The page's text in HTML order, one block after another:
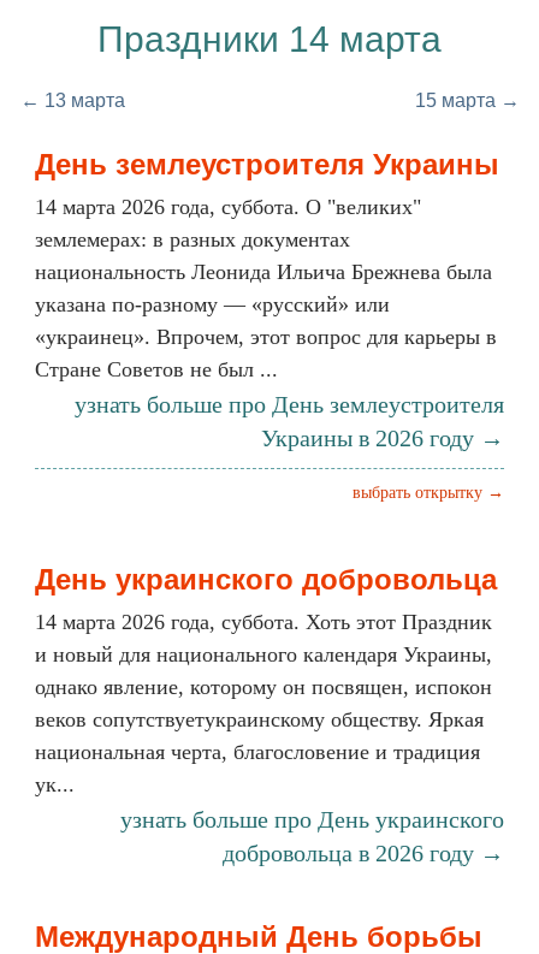
Праздники 14 марта
← 13 марта 15 марта →
День землеустроителя Украины
14 марта 2026 года, суббота. О "великих"
землемерах: в разных документах
национальность Леонида Ильича Брежнева была
указана по-разному — «русский» или
«украинец». Впрочем, этот вопрос для карьеры в
Стране Советов не был ...
узнать больше про День землеустроителя
Украины в 2026 году →
выбрать открытку →
День украинского добровольца
14 марта 2026 года, суббота. Хоть этот Праздник
и новый для национального календаря Украины,
однако явление, которому он посвящен, испокон
веков сопутствуетукраинскому обществу. Яркая
национальная черта, благословение и традиция
ук...
узнать больше про День украинского
добровольца в 2026 году →
Международный День борьбы